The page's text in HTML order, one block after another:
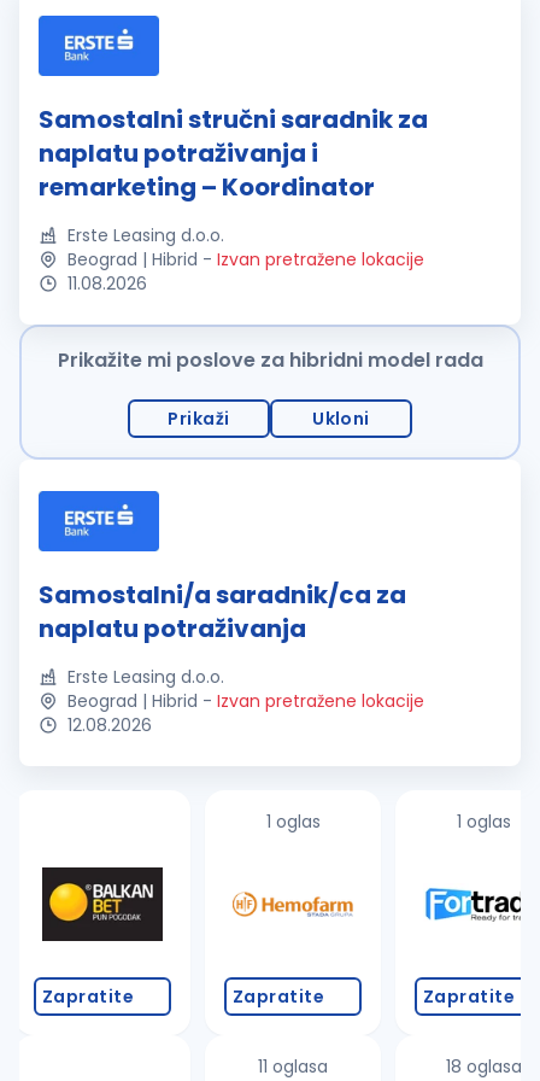
Samostalni stručni saradnik za
naplatu potraživanja i
remarketing – Koordinator
Erste Leasing d.o.o.
Beograd | Hibrid - Izvan pretražene lokacije
11.08.2026
Prikažite mi poslove za hibridni model rada
Prikaži Ukloni
Samostalni/a saradnik/ca za
naplatu potraživanja
Erste Leasing d.o.o.
Beograd | Hibrid - Izvan pretražene lokacije
12.08.2026
Zapratite
1 oglas
Zapratite
11 oglasa
1 oglas
Zapratite
18 oglasa